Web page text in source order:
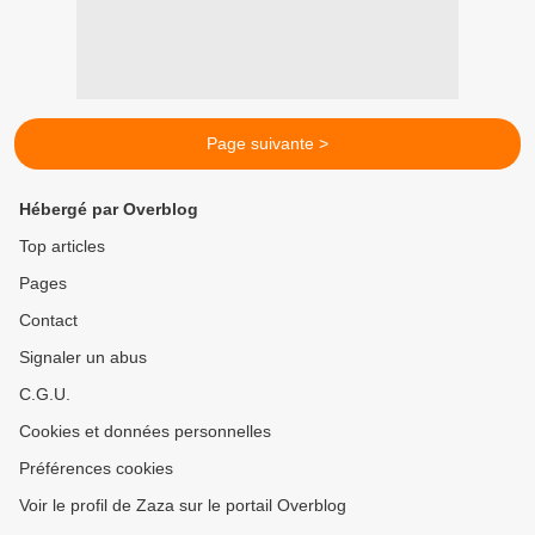
Page suivante >
Hébergé par Overblog
Top articles
Pages
Contact
Signaler un abus
C.G.U.
Cookies et données personnelles
Préférences cookies
Voir le profil de Zaza sur le portail Overblog